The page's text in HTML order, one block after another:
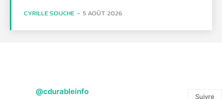
CYRILLE SOUCHE - 5 AOÛT 2026
@cdurableinfo
Suivre